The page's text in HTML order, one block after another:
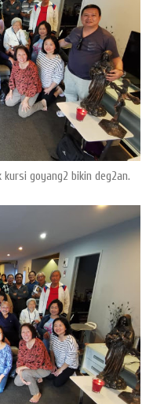
goyang2 bikin deg2an.